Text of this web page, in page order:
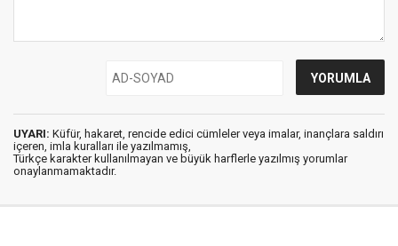
UYARI: Küfür, hakaret, rencide edici cümleler veya imalar, inançlara saldırı
içeren, imla kuralları ile yazılmamış,
Türkçe karakter kullanılmayan ve büyük harflerle yazılmış yorumlar
onaylanmamaktadır.